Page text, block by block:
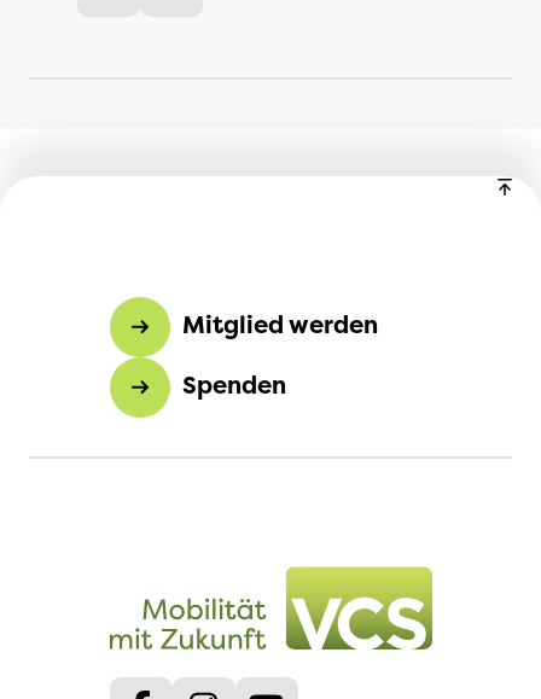
Mitglied werden
Spenden